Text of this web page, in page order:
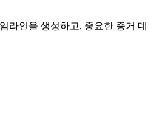
라인을 생성하고, 중요한 증거 데